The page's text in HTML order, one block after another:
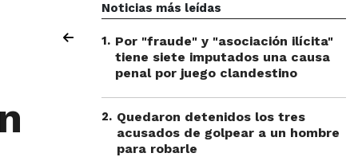
Noticias más leídas
1. Por "fraude" y "asociación ilícita"
tiene siete imputados una causa
penal por juego clandestino
2. Quedaron detenidos los tres
acusados de golpear a un hombre
para robarle